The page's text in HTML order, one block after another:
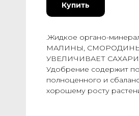
Купить
.Жидкое органо-
МАЛИНЫ, СМОРОДИНЫ,
УВЕЛИЧИВАЕТ
Удобрение содержит
полноценного и
хорошему росту